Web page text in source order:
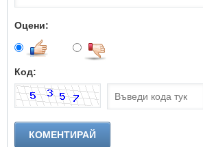
Оцени:
Код: